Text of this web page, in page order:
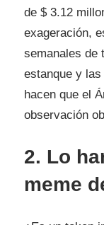
de $ 3.12
exageración,
semanales de
estanque y
hacen que el
observación
2. Lo
meme